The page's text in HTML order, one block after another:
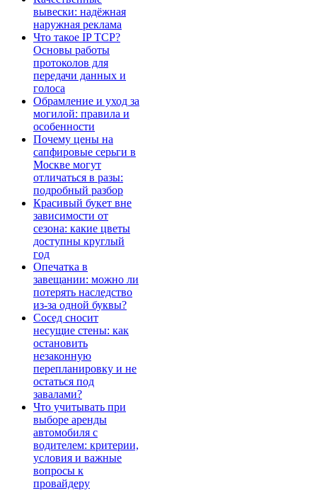
вывески: надёжная
наружная реклама
Что такое IP TCP?
Основы работы
протоколов для
передачи данных и
голоса
Обрамление и уход за
могилой: правила и
особенности
Почему цены на
сапфировые серьги в
Москве могут
отличаться в разы:
подробный разбор
Красивый букет вне
зависимости от
сезона: какие цветы
доступны круглый
год
Опечатка в
завещании: можно ли
потерять наследство
из-за одной буквы?
Сосед сносит
несущие стены: как
остановить
незаконную
перепланировку и не
остаться под
завалами?
Что учитывать при
выборе аренды
автомобиля с
водителем: критерии,
условия и важные
вопросы к
провайдеру